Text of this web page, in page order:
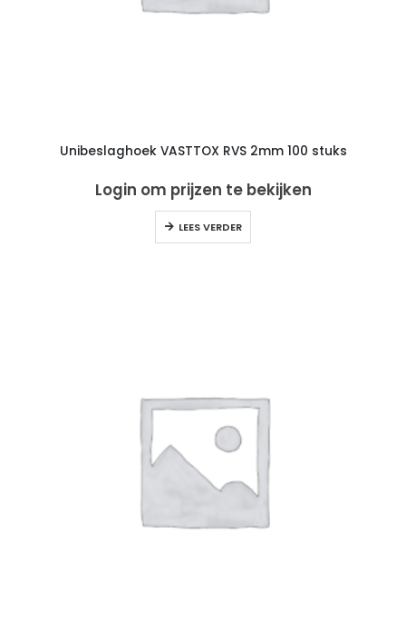
Unibeslaghoek VASTTOX RVS 2mm 100 stuks
Login om prijzen te bekijken
LEES VERDER